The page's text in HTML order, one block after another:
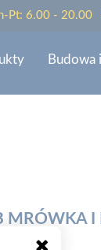
Pt: 6.00 - 20.00
Budowa
MRÓWKA